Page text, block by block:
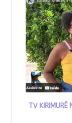
TV KIRIMURÊ